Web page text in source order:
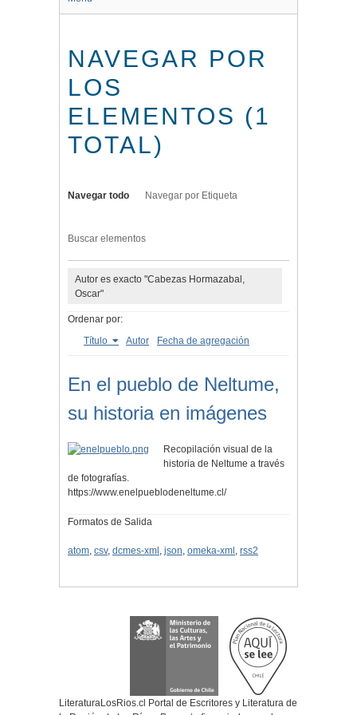
NAVEGAR POR
LOS
ELEMENTOS (1
TOTAL)
Navegar todo Navegar por Etiqueta
Buscar elementos
Autor es exacto "Cabezas Hormazabal,
Oscar"
Ordenar por:
Título
Autor Fecha de agregación
En el pueblo de Neltume,
su historia en imágenes
Recopilación visual de la
historia de Neltume a través
de fotografías.
https://www.enelpueblodeneltume.cl/
Formatos de Salida
atom, csv, dcmes-xml , json, omeka-xml , rss2
LiteraturaLosRios.cl Portal de Escritores y Literatura de